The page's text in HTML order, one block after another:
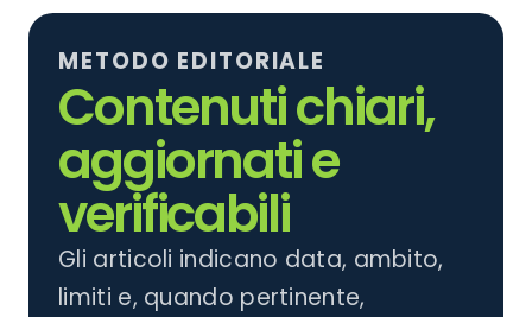
articoli
METODO EDITORIALE
Contenuti chiari,
aggiornati e
verificabili
Gli articoli indicano data, ambito,
limiti e, quando pertinente,